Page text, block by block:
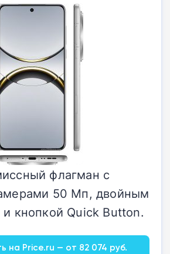
флагман с
50 Мп, двойным
кнопкой Quick Button.
на Price.ru — от 82 074 руб.